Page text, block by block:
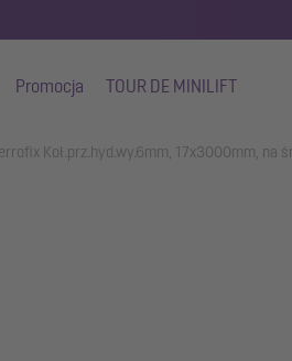
Promocja TOUR DE MINILIFT
Koł.prz.hyd.wy.6mm, 17x3000mm, na